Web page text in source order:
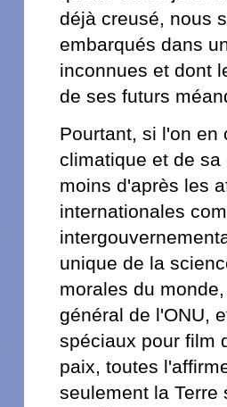
déjà creusé, nous
embarqués dans
inconnues et dont
de ses futurs
Pourtant, si l'on en
climatique et de
moins d'après les
internationales
unique de la
morales du
général de l'ONU,
spéciaux pour film
paix, toutes
seulement la